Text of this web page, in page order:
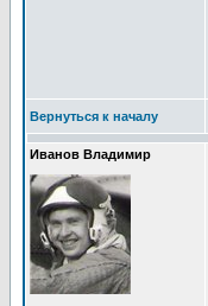
Вернуться к началу
Иванов Владимир